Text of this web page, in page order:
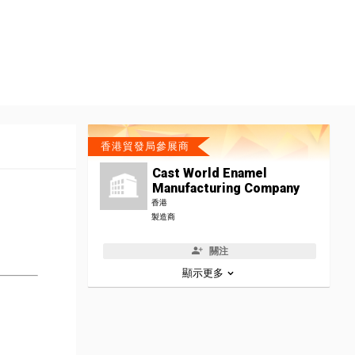
香港貿發局參展商
Cast World Enamel
Manufacturing Company
香港
製造商
關注
顯示更多